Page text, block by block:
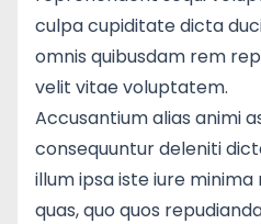
culpa cupiditate dicta
omnis quibusdam rem
velit vitae voluptatem.
Accusantium alias animi
consequuntur deleniti
illum ipsa iste iure
quas, quo quos